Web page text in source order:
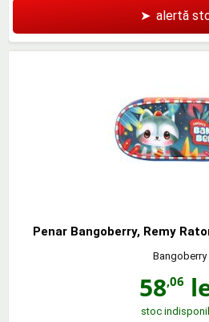
➤ alertă
Penar Bangoberry, Remy
Bangoberry
58,06
stoc